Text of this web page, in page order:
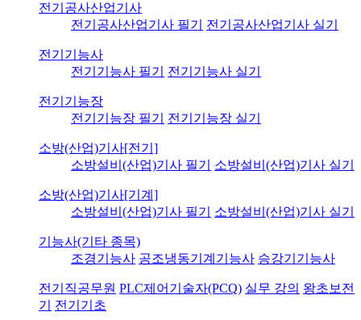
전기공사산업기사
전기공사산업기사 필기
전기공사산업기사 실기
전기기능사
전기기능사 필기
전기기능사 실기
전기기능장
전기기능장 필기
전기기능장 실기
소방(산업)기사[전기]
소방설비(산업)기사 필기
소방설비(산업)기사 실기
소방(산업)기사[기계]
소방설비(산업)기사 필기
소방설비(산업)기사 실기
기능사(기타 종목)
조경기능사 공조냉동기계기능사 승강기기능사
전기직공무원 PLC제어기술자(PCQ) 실무 강의 왕초보전
기
전기기초